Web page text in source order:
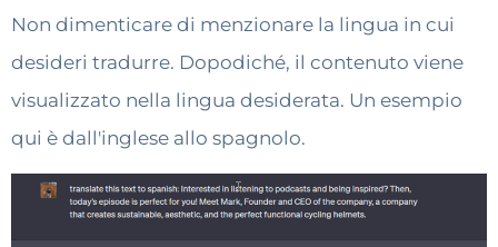
Non dimenticare di menzionare la lingua in cui
desideri tradurre. Dopodiché, il contenuto viene
visualizzato nella lingua desiderata. Un esempio
qui è dall'inglese allo spagnolo.